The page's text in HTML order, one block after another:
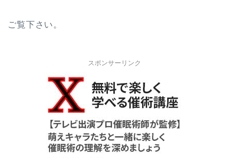
ご覧下さい。
スポンサーリンク